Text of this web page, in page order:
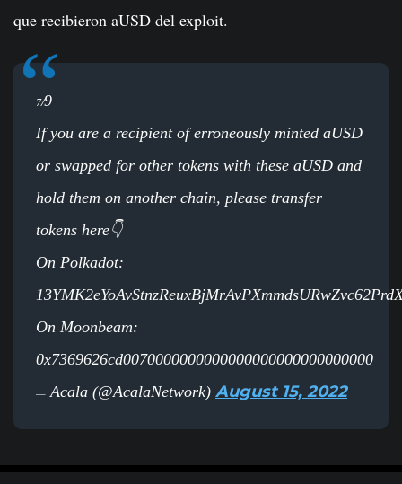
que recibieron aUSD del exploit.
7/9
If you are a recipient of erroneously minted aUSD
or swapped for other tokens with these aUSD and
hold them on another chain, please transfer
tokens here👇
On Polkadot:
On Moonbeam:
0x7369626cd0070000000000000000000000000000
— Acala (@AcalaNetwork) August 15, 2022